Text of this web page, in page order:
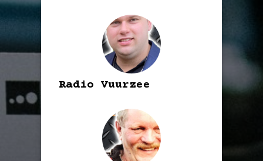
Radio Vuurzee